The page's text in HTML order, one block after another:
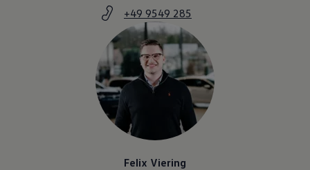
+49 9549 285
Felix Viering